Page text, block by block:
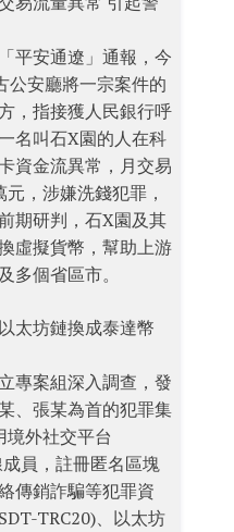
平安通遼」通報，今
公安廳將一宗案件的
，指接獲人民銀行呼
名叫石X園的人在科
資金流異常，月交易
，涉嫌洗錢犯罪，
期研判，石X園及其
虛擬貨幣，幫助上游
多個省區市。
太坊鏈換成泰達幣
專案組深入調查，發
、張某為首的犯罪集
境外社交平台
員，註冊匿名區塊
傳銷詐騙等犯罪資
TRC20)、以太坊